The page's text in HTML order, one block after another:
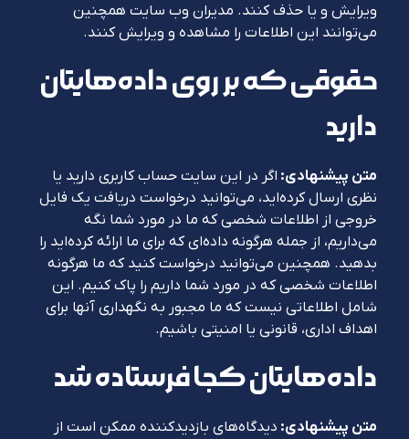
ویرایش و یا حذف کنند. مدیران وب سایت همچنین
می‌توانند این اطلاعات را مشاهده و ویرایش کنند.
حقوقی که بر روی داده‌هایتان
دارید
متن پیشنهادی: اگر در این سایت حساب کاربری دارید یا
نظری ارسال کرده‌اید، می‌توانید درخواست دریافت یک فایل
خروجی از اطلاعات شخصی که ما در مورد شما نگه
می‌داریم، از جمله هرگونه داده‌ای که برای ما ارائه کرده‌اید را
بدهید. همچنین می‌توانید درخواست کنید که ما هرگونه
اطلاعات شخصی که در مورد شما داریم را پاک کنیم. این
شامل اطلاعاتی نیست که ما مجبور به نگهداری آنها برای
اهداف اداری، قانونی یا امنیتی باشیم.
داده‌هایتان کجا فرستاده شد
متن پیشنهادی: دیدگاه‌های بازدیدکننده ممکن است از